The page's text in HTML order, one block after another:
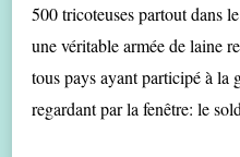
500 tricoteuses partout dans
une véritable armée de laine
tous pays ayant participé à la
regardant par la fenêtre: le